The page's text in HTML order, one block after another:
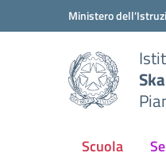
Vai ai contenuti
Vai al menu di navigazione
Ministero
Scuola